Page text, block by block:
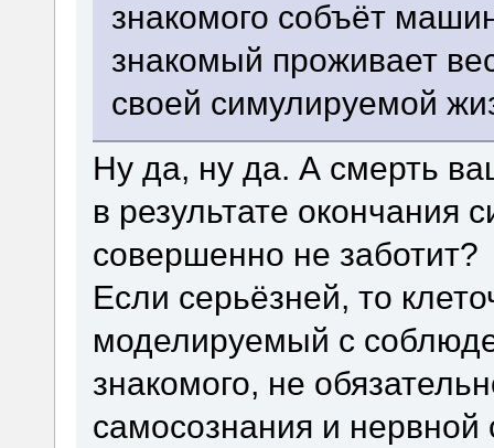
знакомого собъёт
знакомый проживает
своей симулируемой
Ну да, ну да. А смерть
в результате окончания
совершенно не заботит?
Если серьёзней, то
моделируемый с
знакомого, не
самосознания и